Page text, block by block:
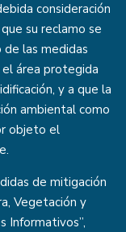
consideración
su reclamo se
las medidas
el área protegida
y a que la
ambiental como
objeto el
de mitigación
Vegetación y
Informativos”,